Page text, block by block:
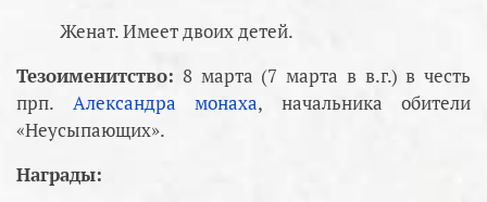
Женат. Имеет двоих детей.
Тезоименитство: 8 марта (7 марта в в.г.) в честь
прп. Александра монаха, начальника обители
«Неусыпающих».
Награды: